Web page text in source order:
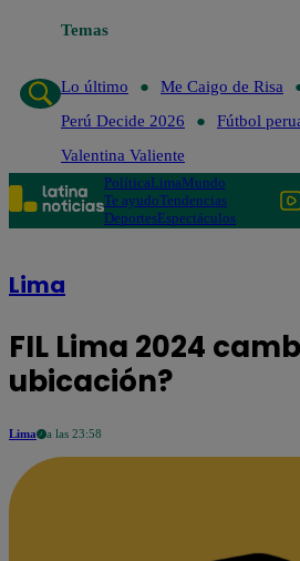
TemasLo último
Lo último
Me Caigo de Risa
Perú Decide 2026
Fútbol
Valentina Valiente
PolíticaLimaMundo
Te ayudoTendencias
DeportesEspectáculos
Lima
FIL Lima 2024
ubicación?
Lima a las 23:58